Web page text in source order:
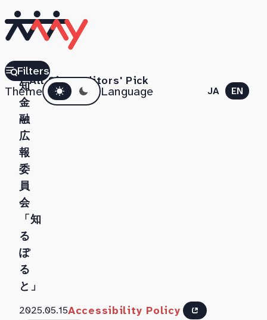
All SitesEditors' Pick
ThemeDark mode Language JA EN
Filters
高
知
金
融
広
報
委
員
会
「知
る
ぽ
る
と」
2025.05.15Accessibility Policy